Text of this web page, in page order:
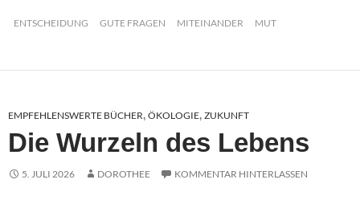
ENTSCHEIDUNG GUTE FRAGEN MITEINANDER MUT
EMPFEHLENSWERTE BÜCHER, ÖKOLOGIE, ZUKUNFT
Die Wurzeln des Lebens
5. JULI 2026 DOROTHEE KOMMENTAR HINTERLASSEN